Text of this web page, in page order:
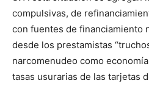
compulsivas, de
con fuentes de financiamiento
desde los prestamistas
narcomenudeo como
tasas usurarias de las tarjetas